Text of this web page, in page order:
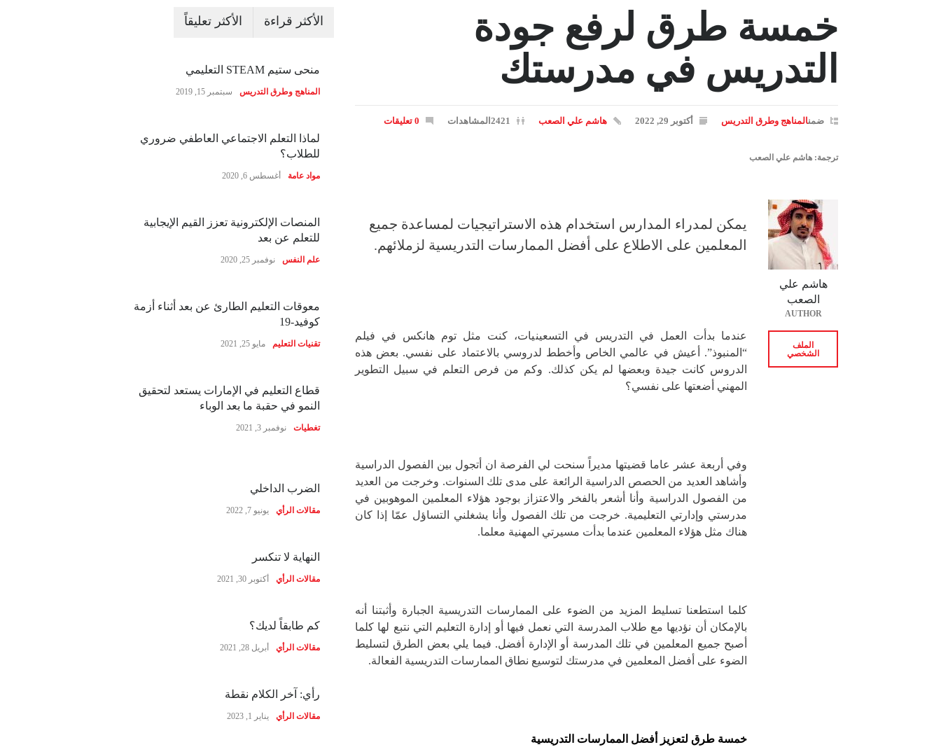
خمسة طرق لرفع جودة
التدريس في مدرستك
ضمنالمناهج وطرق التدريس أكتوبر 29, 2022 هاشم علي الصعب 2421المشاهدات 0 تعليقات
ترجمة: هاشم علي الصعب
يمكن لمدراء المدارس استخدام هذه الاستراتيجيات لمساعدة جميع
المعلمين على الاطلاع على أفضل الممارسات التدريسية لزملائهم.
عندما بدأت العمل في التدريس في التسعينيات، كنت مثل توم هانكس في فيلم
“المنبوذ”. أعيش في عالمي الخاص وأخطط لدروسي بالاعتماد على نفسي. بعض هذه
الدروس كانت جيدة وبعضها لم يكن كذلك. وكم من فرص التعلم في سبيل التطوير
المهني أضعتها على نفسي؟
وفي أربعة عشر عاما قضيتها مديراً سنحت لي الفرصة ان أتجول بين الفصول الدراسية
وأشاهد العديد من الحصص الدراسية الرائعة على مدى تلك السنوات. وخرجت من العديد
من الفصول الدراسية وأنا أشعر بالفخر والاعتزاز بوجود هؤلاء المعلمين الموهوبين في
مدرستي وإدارتي التعليمية. خرجت من تلك الفصول وأنا يشغلني التساؤل عمّا إذا كان
هناك مثل هؤلاء المعلمين عندما بدأت مسيرتي المهنية معلما.
كلما استطعنا تسليط المزيد من الضوء على الممارسات التدريسية الجبارة وأثبتنا أنه
بالإمكان أن نؤديها مع طلاب المدرسة التي نعمل فيها أو إدارة التعليم التي نتبع لها كلما
أصبح جميع المعلمين في تلك المدرسة أو الإدارة أفضل. فيما يلي بعض الطرق لتسليط
الضوء على أفضل المعلمين في مدرستك لتوسيع نطاق الممارسات التدريسية الفعالة.
خمسة طرق لتعزيز أفضل الممارسات التدريسية
هاشم علي
الصعب
AUTHOR
الملف
الشخصي
الأكثر قراءة الأكثر تعليقاً
منحى ستيم STEAM التعليمي
المناهج وطرق التدريس سبتمبر 15, 2019
لماذا التعلم الاجتماعي العاطفي ضروري
للطلاب؟
مواد عامة أغسطس 6, 2020
المنصات الإلكترونية تعزز القيم الإيجابية
للتعلم عن بعد
علم النفس نوفمبر 25, 2020
معوقات التعليم الطارئ عن بعد أثناء أزمة
كوفيد-19
تقنيات التعليم مايو 25, 2021
قطاع التعليم في الإمارات يستعد لتحقيق
النمو في حقبة ما بعد الوباء
تغطيات نوفمبر 3, 2021
الضرب الداخلي
مقالات الرأي يونيو 7, 2022
النهاية لا تنكسر
مقالات الرأي أكتوبر 30, 2021
كم طابقاً لديك؟
مقالات الرأي أبريل 28, 2021
رأي: آخر الكلام نقطة
مقالات الرأي يناير 1, 2023